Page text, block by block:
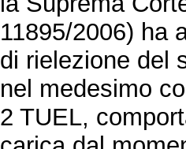
11895/2006) ha
di rielezione del
nel medesimo
2 TUEL,